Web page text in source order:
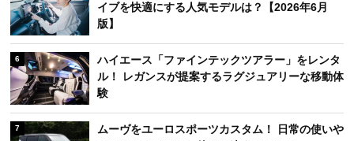
イブを快適にする人気モデルは？【2026年6月
版】
6
ハイエース「ファインテックツアラー」をレンタ
ル！ レガンスが提案するラグジュアリーな移動体
験
7
ムーヴをユーロスポーツカスタム！ 日常の使いや